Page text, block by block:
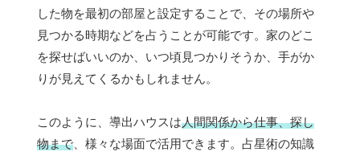
した物を最初の部屋と設定することで、その場所や
見つかる時期などを占うことが可能です。家のどこ
を探せばいいのか、いつ頃見つかりそうか、手がか
りが見えてくるかもしれません。
このように、導出ハウスは人間関係から仕事、探し
物まで 、様々な場面で活用できます。占星術の知識